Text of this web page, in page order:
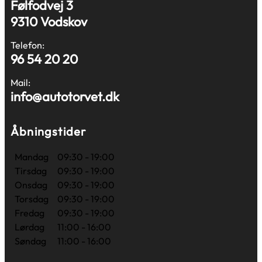
Følfodvej 3
9310 Vodskov
Telefon:
96 54 20 20
Mail:
info@autotorvet.dk
Åbningstider
Mandag
09:30 - 19:00
Tirsdag
09:30 - 19:00
Onsdag
09:30 - 19:00
Torsdag
09:30 - 19:00
Fredag
09:30 - 19:00
Lørdag
11:00 - 16:00
Søndag
11:00 - 16:00